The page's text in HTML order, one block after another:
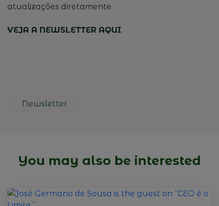
atualizações diretamente.
VEJA A NEWSLETTER AQUI
Newsletter
You may also be interested